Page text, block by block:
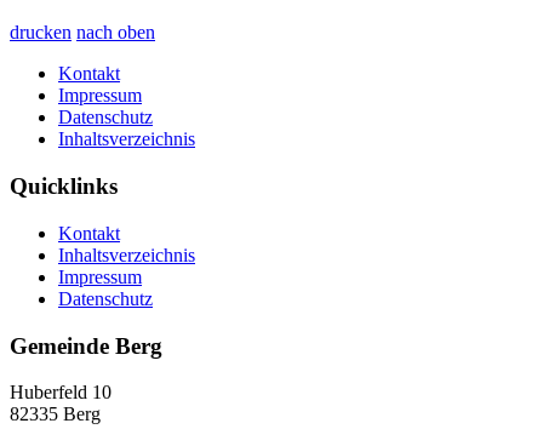
drucken nach oben
Kontakt
Impressum
Datenschutz
Inhaltsverzeichnis
Quicklinks
Kontakt
Inhaltsverzeichnis
Impressum
Datenschutz
Gemeinde Berg
Huberfeld 10
82335 Berg